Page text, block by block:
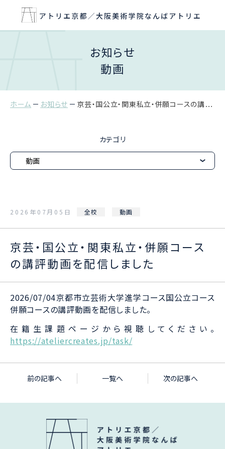
お知らせ
動画
ホーム お知らせ 京芸・国公立・関東私立・併願コースの講評動画を配信しました
カテゴリ
2026年07月05日 全校 動画
京芸・国公立・関東私立・併願コース
の講評動画を配信しました
2026/07/04京都市立芸術大学進学コース国公立コース
併願コースの講評動画を配信しました。
在籍生課題ページから視聴してください。
https://ateliercreates.jp/task/
前の記事へ 一覧へ 次の記事へ